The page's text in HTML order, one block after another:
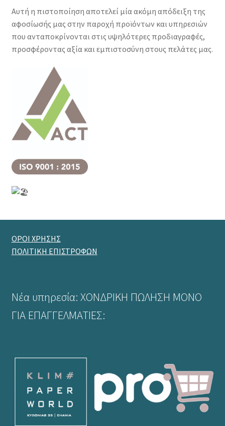
Αυτή η πιστοποίηση αποτελεί μία ακόμη απόδειξη της
αφοσίωσής μας στην παροχή προϊόντων και υπηρεσιών
που ανταποκρίνονται στις υψηλότερες προδιαγραφές,
προσφέροντας αξία και εμπιστοσύνη στους πελάτες μας.
ΟΡΟΙ ΧΡΗΣΗΣ
ΠΟΛΙΤΙΚΗ ΕΠΙΣΤΡΟΦΩΝ
Νέα υπηρεσία: ΧΟΝΔΡΙΚΗ ΠΩΛΗΣΗ ΜΟΝΟ
ΓΙΑ ΕΠΑΓΓΕΛΜΑΤΙΕΣ: